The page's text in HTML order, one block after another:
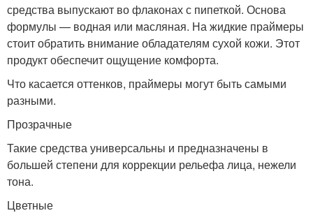
средства выпускают во флаконах с пипеткой. Основа
формулы — водная или масляная. На жидкие праймеры
стоит обратить внимание обладателям сухой кожи. Этот
продукт обеспечит ощущение комфорта.
Что касается оттенков, праймеры могут быть самыми
разными.
Прозрачные
Такие средства универсальны и предназначены в
большей степени для коррекции рельефа лица, нежели
тона.
Цветные